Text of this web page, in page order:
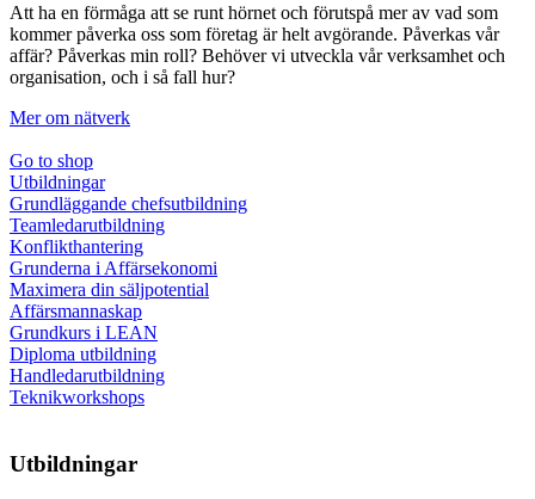
Att ha en förmåga att se runt hörnet och förutspå mer av vad som
kommer påverka oss som företag är helt avgörande. Påverkas vår
affär? Påverkas min roll? Behöver vi utveckla vår verksamhet och
organisation, och i så fall hur?
Mer om nätverk
Go to shop
Utbildningar
Grundläggande chefsutbildning
Teamledarutbildning
Konflikthantering
Grunderna i Affärsekonomi
Maximera din säljpotential
Affärsmannaskap
Grundkurs i LEAN
Diploma utbildning
Handledarutbildning
Teknikworkshops
Utbildningar